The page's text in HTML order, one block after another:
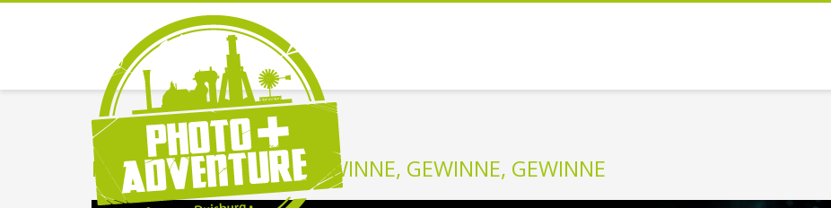
FOTOWETTBEWERB: GEWINNE, GEWINNE, GEWINNE